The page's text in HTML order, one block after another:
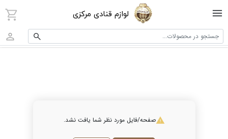
لوازم قنادی مرکزی
جستجو در محصولات...
صفحه/فایل مورد نظر شما یافت نشد.